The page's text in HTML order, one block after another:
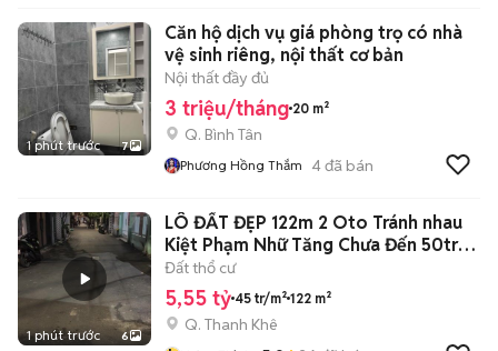
1 phút trước 7
Căn hộ dịch vụ giá phòng trọ có nhà
vệ sinh riêng, nội thất cơ bản
Nội thất đầy đủ
3 triệu/tháng 20 m²
Q. Bình Tân
Phương Hồng Thắm 4đã bán
1 phút trước 6
LÔ ĐẤT ĐẸP 122m 2 Oto Tránh nhau
Kiệt Phạm Nhữ Tăng Chưa Đến 50tr
1m❤️
Đất thổ cư
5,55 tỷ 45 tr/m² 122 m²
Q. Thanh Khê